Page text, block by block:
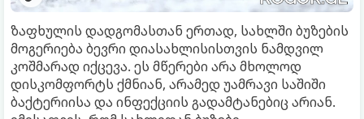
ზაფხულის დადგომასთან ერთად, სახლში ბუზების
მოგერიება ბევრი დიასახლისისთვის ნამდვილ
კოშმარად იქცევა. ეს მწერები არა მხოლოდ
დისკომფორტს ქმნიან, არამედ უამრავი საშიში
ბაქტერიისა და ინფექციის გადამტანებიც არიან.